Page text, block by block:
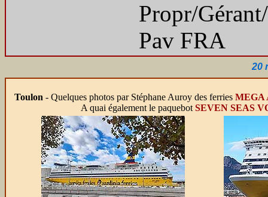
Propr/
Pav FRA
20
Toulon - Quelques photos par Stéphane Auroy des ferries MEGA
A quai également le paquebot SEVEN SEAS